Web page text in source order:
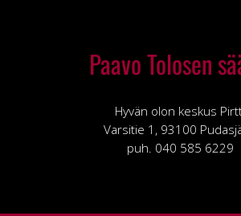
Paavo Tolosen
Hyvän olon keskus
Varsitie 1, 93100
puh. 040 585 6229